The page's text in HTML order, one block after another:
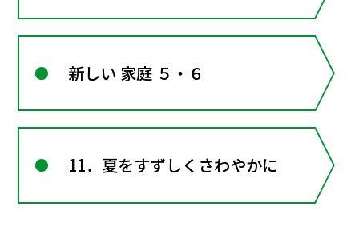
新しい 家庭 ５・６
11．夏をすずしくさわやかに